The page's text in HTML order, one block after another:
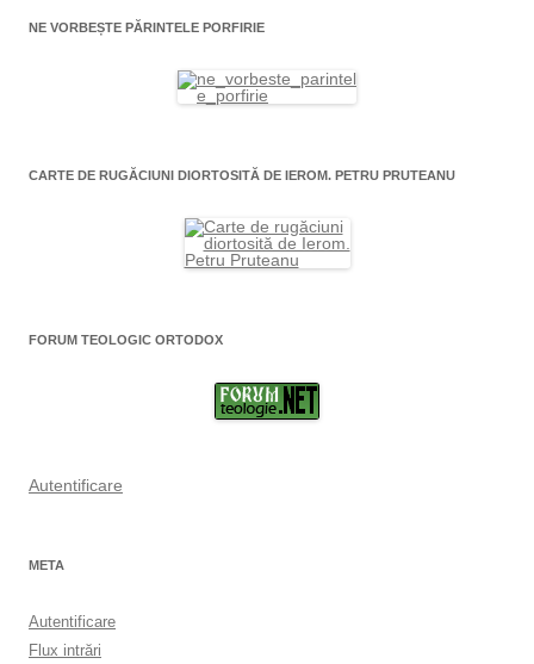
NE VORBEȘTE PĂRINTELE PORFIRIE
CARTE DE RUGĂCIUNI DIORTOSITĂ DE IEROM. PETRU PRUTEANU
FORUM TEOLOGIC ORTODOX
Autentificare
META
Autentificare
Flux intrări